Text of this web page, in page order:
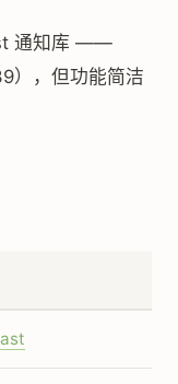
通知库 ——
），但功能简洁